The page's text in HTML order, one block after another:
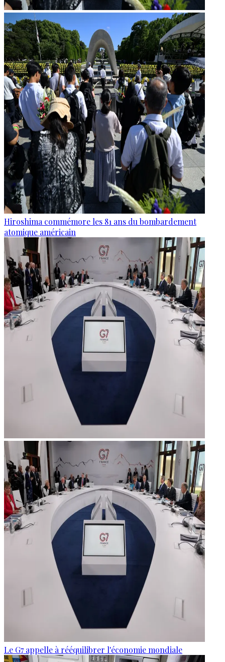
Hiroshima commémore les 81 ans du bombardement
atomique américain
Le G7 appelle à rééquilibrer l'économie mondiale